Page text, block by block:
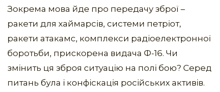
Зокрема мова йде про передачу зброї –
ракети для хаймарсів, системи петріот,
ракети атакамс, комплекси радіоелектронної
боротьби, прискорена видача Ф-16. Чи
змінить ця зброя ситуацію на полі бою? Серед
питань була і конфіскація російських активів.